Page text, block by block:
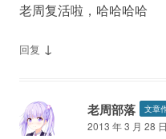
老周复活啦，哈哈哈哈
回复 ↓
老周部落 文章
2013 年 3 月 28